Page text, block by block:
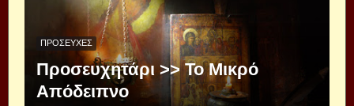
ΠΡΟΣΕΥΧΈΣ
Προσευχητάρι >> Το Μικρό
Απόδειπνο